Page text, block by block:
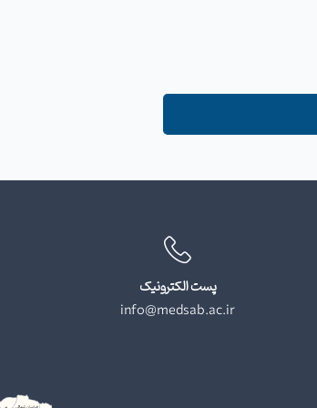
پست الکترونیک
info@medsab.ac.ir